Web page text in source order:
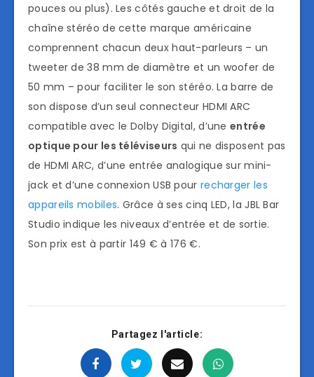
pouces ou plus). Les côtés gauche et droit de la
chaîne stéréo de cette marque américaine
comprennent chacun deux haut-parleurs – un
tweeter de 38 mm de diamètre et un woofer de
50 mm – pour faciliter le son stéréo. La barre de
son dispose d’un seul connecteur HDMI ARC
compatible avec le Dolby Digital, d’uneentrée
optique pour les téléviseurs qui ne disposent pas
de HDMI ARC, d’une entrée analogique sur mini-
jack et d’une connexion USB pour recharger les
appareils mobiles. Grâce à ses cinq LED, la JBL Bar
Studio indique les niveaux d’entrée et de sortie.
Son prix est à partir 149 € à 176 €.
Partagez l'article: